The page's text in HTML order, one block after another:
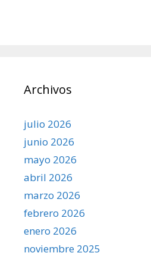
Archivos
julio 2026
junio 2026
mayo 2026
abril 2026
marzo 2026
febrero 2026
enero 2026
noviembre 2025